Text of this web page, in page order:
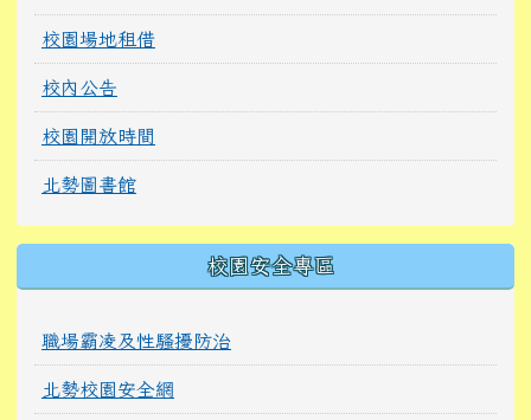
校園場地租借
校內公告
校園開放時間
北勢圖書館
校園安全專區
職場霸凌及性騷擾防治
北勢校園安全網